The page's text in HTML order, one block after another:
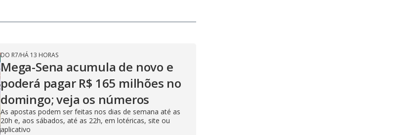
DO R7/HÁ 13 HORAS
Mega-Sena acumula de novo e
poderá pagar R$ 165 milhões no
domingo; veja os números
As apostas podem ser feitas nos dias de semana até as
20h e, aos sábados, até as 22h, em lotéricas, site ou
aplicativo